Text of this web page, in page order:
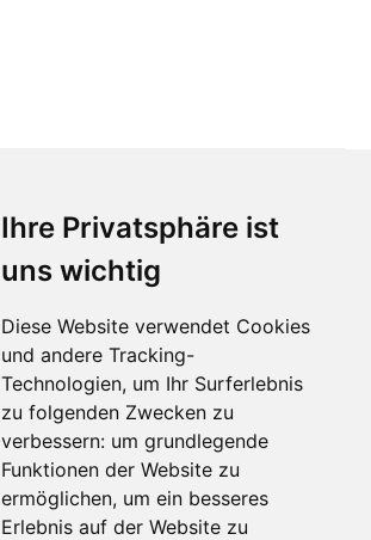
Ihre Privatsphäre ist
uns wichtig
Diese Website verwendet Cookies
und andere Tracking-
Technologien, um Ihr Surferlebnis
zu folgenden Zwecken zu
verbessern: um grundlegende
Funktionen der Website zu
ermöglichen, um ein besseres
Erlebnis auf der Website zu
Für Makler:innen
Über Uns
Vorteile
Kontakt